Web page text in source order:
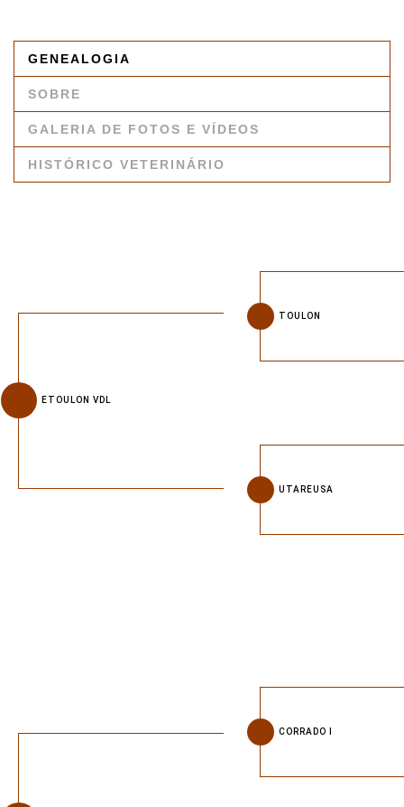
GENEALOGIA
SOBRE
GALERIA DE FOTOS E VÍDEOS
HISTÓRICO VETERINÁRIO
ETOULON VDL
TOULON
UTAREUSA
CORRADO I